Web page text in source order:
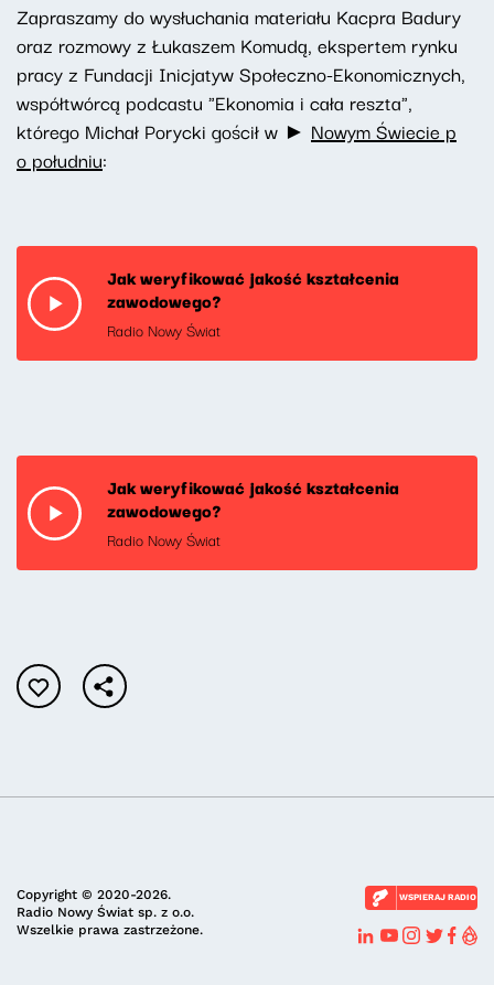
Zapraszamy do wysłuchania materiału Kacpra Badury
oraz rozmowy z Łukaszem Komudą, ekspertem rynku
pracy z Fundacji Inicjatyw Społeczno-Ekonomicznych,
współtwórcą podcastu "Ekonomia i cała reszta",
którego Michał Porycki gościł w ► Nowym Świecie p
o południu:
Jak weryfikować jakość kształcenia
zawodowego?
Radio Nowy Świat
Jak weryfikować jakość kształcenia
zawodowego?
Radio Nowy Świat
Copyright © 2020-2026.
Radio Nowy Świat sp. z o.o.
Wszelkie prawa zastrzeżone.
WSPIERAJ RADIO